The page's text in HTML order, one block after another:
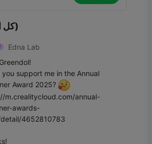
كل التعليقات(1)
Edna Lab
you support me in the Annual
Award 2025?
m.crealitycloud.com/annual-
awards-
4652810783